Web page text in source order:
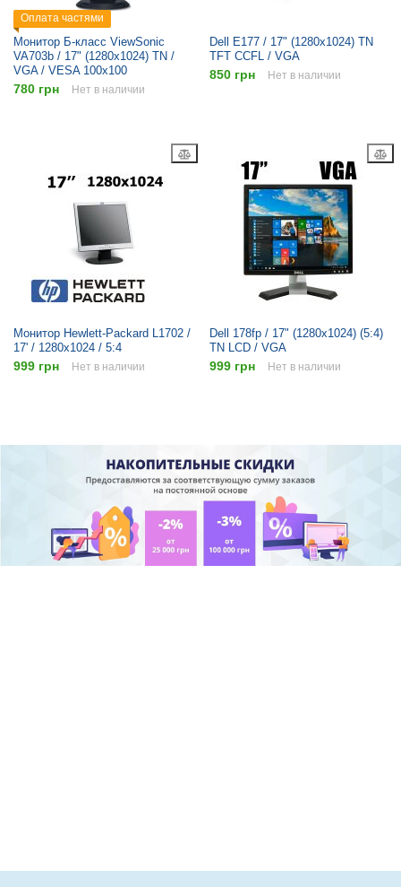
Оплата частями
Монитор Б-класс ViewSonic
VA703b / 17" (1280x1024) TN /
VGA / VESA 100x100
780 грн Нет в наличии
Dell E177 / 17" (1280x1024) TN
TFT CCFL / VGA
850 грн Нет в наличии
Монитор Hewlett-Packard L1702 /
17' / 1280x1024 / 5:4
999 грн Нет в наличии
Dell 178fp / 17" (1280x1024) (5:4)
TN LCD / VGA
999 грн Нет в наличии